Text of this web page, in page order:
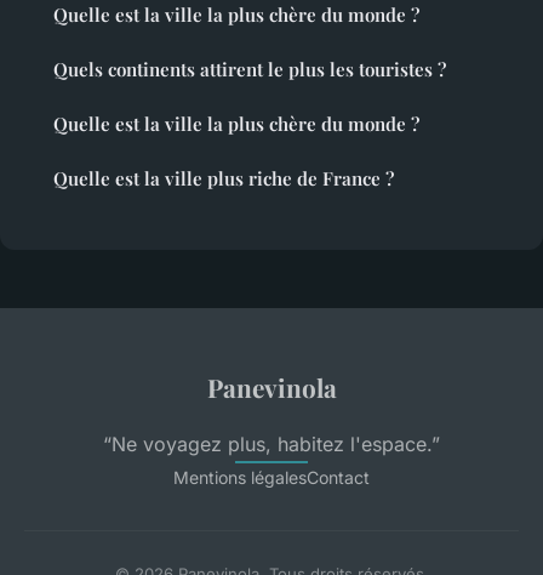
Quelle est la ville la plus chère du monde ?
Quels continents attirent le plus les touristes ?
Quelle est la ville la plus chère du monde ?
Quelle est la ville plus riche de France ?
Panevinola
“Ne voyagez plus, habitez l'espace.”
Mentions légalesContact